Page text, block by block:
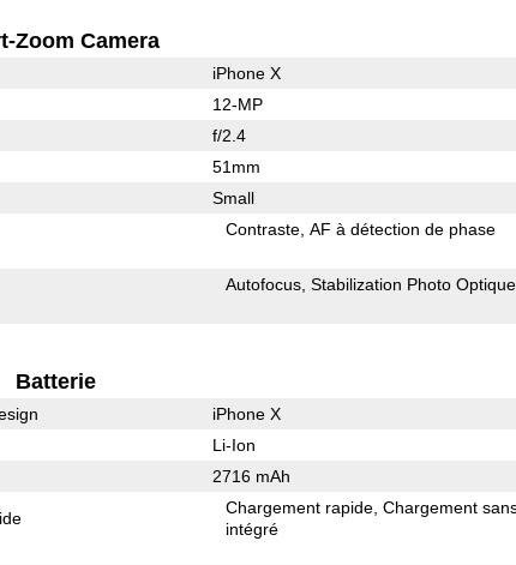
Zoom Camera
iPhone X
12-MP
f/2.4
51mm
Small
Contraste AF à détection de phase
Autofocus Stabilization Photo Optique
Batterie
iPhone X
Li-Ion
2716 mAh
Chargement rapide Chargement
intégré